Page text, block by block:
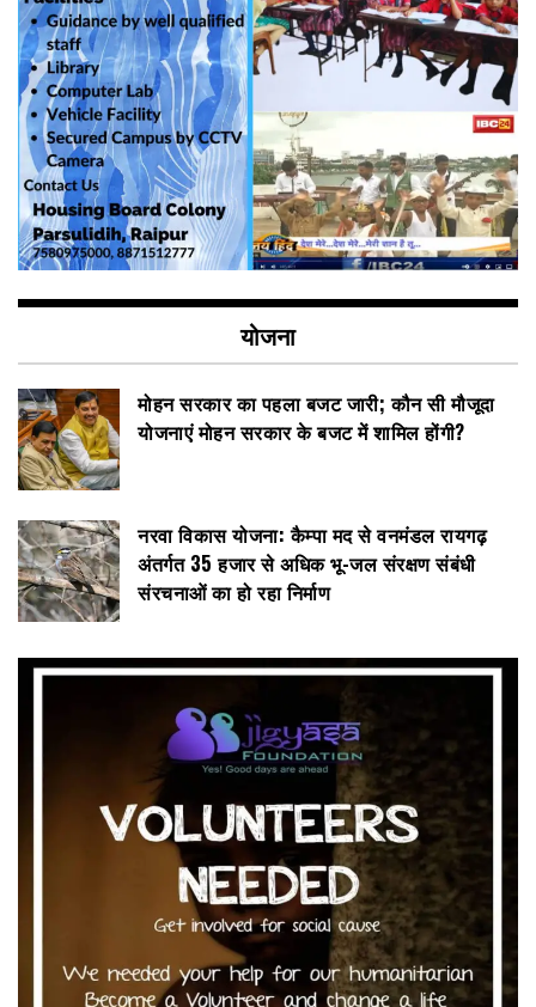
योजना
मोहन सरकार का पहला बजट जारी; कौन सी मौजूदा
योजनाएं मोहन सरकार के बजट में शामिल होंगी?
नरवा विकास योजना: कैम्पा मद से वनमंडल रायगढ़
अंतर्गत 35 हजार से अधिक भू-जल संरक्षण संबंधी
संरचनाओं का हो रहा निर्माण